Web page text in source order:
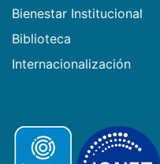
Bienestar Institucional
Biblioteca
Internacionalización